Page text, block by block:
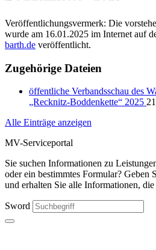
Veröffentlichungsvermerk: Die
wurde am 16.01.2025 im Internet auf
barth.de veröffentlicht.
Zugehörige Dateien
öffentliche Verbandsschau des
„Recknitz-Boddenkette“ 2025
Alle Einträge anzeigen
MV-Serviceportal
Sie suchen Informationen zu
oder ein bestimmtes Formular? Geben
und erhalten Sie alle Informationen, die
Sword